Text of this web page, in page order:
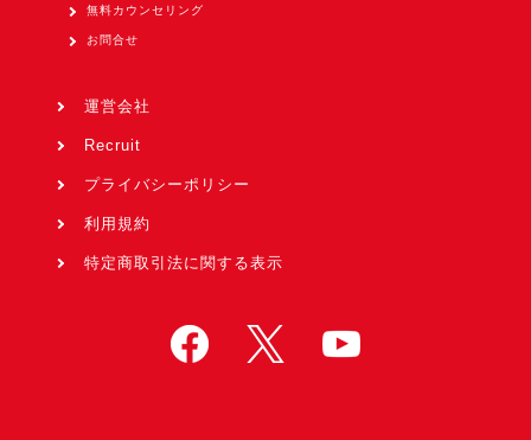
無料カウンセリング
お問合せ
運営会社
Recruit
プライバシーポリシー
利用規約
特定商取引法に関する表示